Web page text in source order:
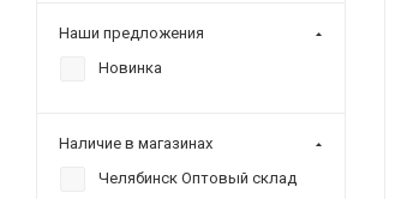
Наши предложения
Новинка
Наличие в магазинах
Челябинск Оптовый склад